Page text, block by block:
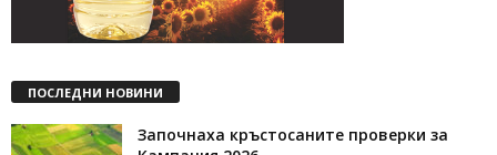
ПОСЛЕДНИ НОВИНИ
Започнаха кръстосаните проверки за